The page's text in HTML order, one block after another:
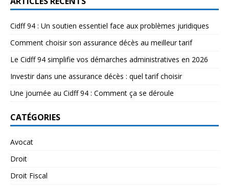
Cidff 94 : Un soutien essentiel face aux problèmes juridiques
Comment choisir son assurance décès au meilleur tarif
Le Cidff 94 simplifie vos démarches administratives en 2026
Investir dans une assurance décès : quel tarif choisir
Une journée au Cidff 94 : Comment ça se déroule
CATÉGORIES
Avocat
Droit
Droit Fiscal